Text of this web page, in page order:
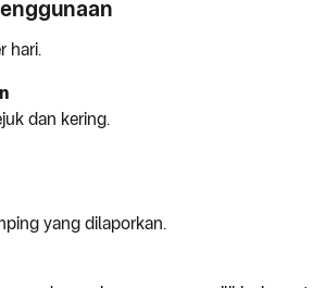
hari.
dan kering.
yang dilaporkan.